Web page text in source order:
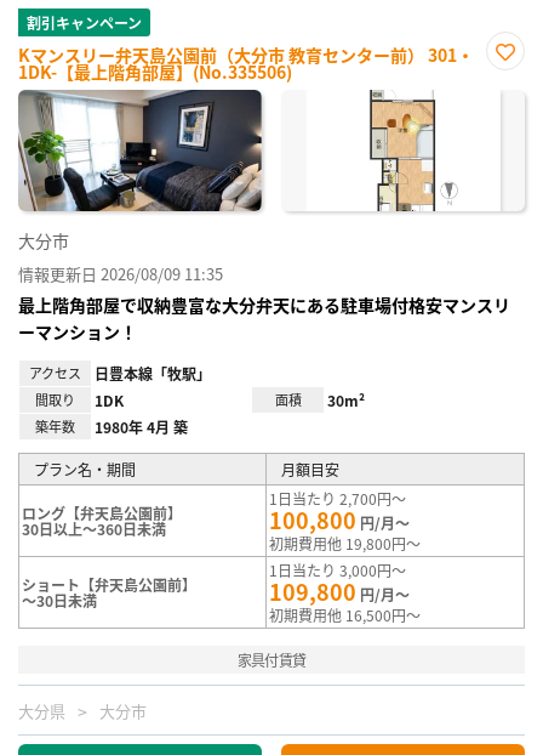
割引キャンペーン
Kマンスリー弁天島公園前（大分市 教育センター前） 301・
1DK-【最上階角部屋】(No.335506)
に入
大分市
情報更新日 2026/08/09 11:35
最上階角部屋で収納豊富な大分弁天にある駐車場付格安マンスリ
ーマンション！
アクセス 日豊本線「牧駅」
間取り 1DK 面積 30m²
築年数 1980年 4月 築
プラン名・期間 月額目安
ロング【弁天島公園前】
30日以上～360日未満
1日当たり 2,700円～
100,800 円/月～
初期費用他 19,800円～
ショート【弁天島公園前】
～30日未満
1日当たり 3,000円～
109,800 円/月～
初期費用他 16,500円～
家具付賃貸
大分県 大分市